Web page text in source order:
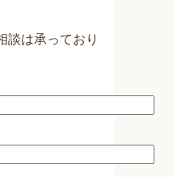
談は承っており